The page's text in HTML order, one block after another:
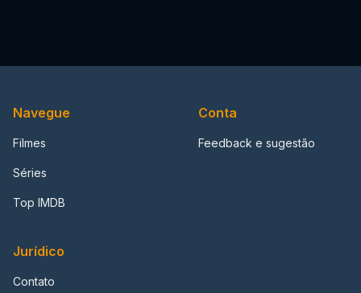
Navegue
Filmes
Séries
Top IMDB
Conta
Feedback e sugestão
Jurídico
Contato